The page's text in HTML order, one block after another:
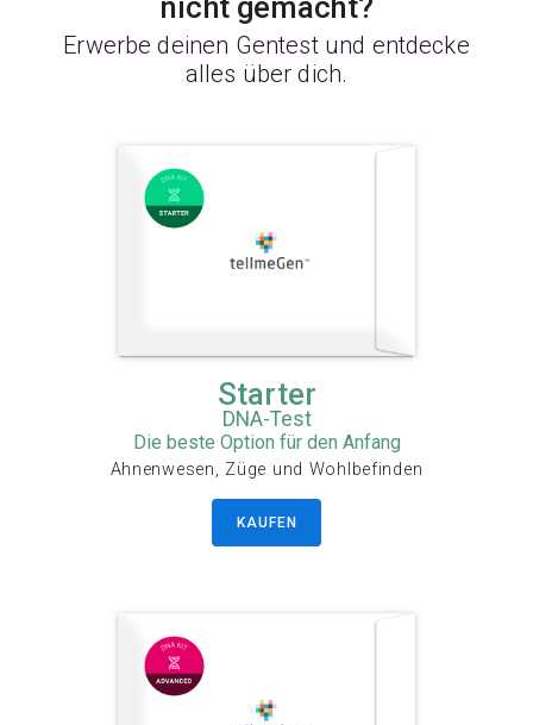
nicht gemacht?
Erwerbe deinen Gentest und entdecke
alles über dich.
Starter
DNA-Test
Die beste Option für den Anfang
Ahnenwesen, Züge und Wohlbefinden
KAUFEN